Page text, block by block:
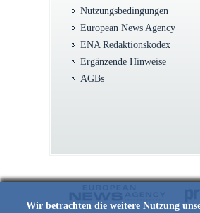
Wir betrachten die weitere Nutzung
Nutzungsbedingungen
European News Agency
ENA Redaktionskodex
Ergänzende Hinweise
AGBs